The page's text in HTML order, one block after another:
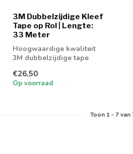
3M Dubbelzijdige Kleef
Tape op Rol | Lengte:
33 Meter
Hoogwaardige kwaliteit
3M dubbelzijdige tape
€26,50
Op voorraad
Toon 1-7van